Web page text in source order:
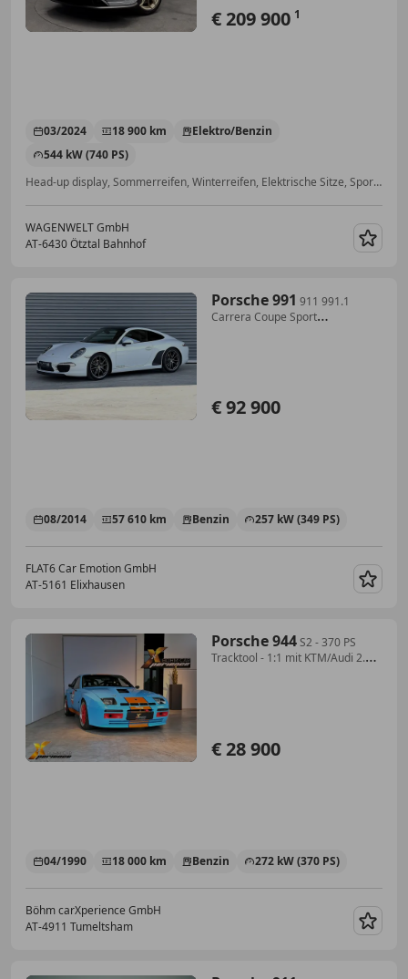
€ 209 900 1
03/2024 18 900 km
Elektro/Benzin
544 kW (740 PS)
Head-up display, Sommerreifen, Winterreifen, Elektrische Sitze, Sportpaket, Fahrerairbag, Beheizbares Lenkrad, Isofix
WAGENWELT GmbH
AT-6430 Ötztal Bahnhof
Porsche 991 911 991.1
Carrera Coupe Sport
€ 92 900
08/2014 57 610 km Benzin 257 kW (349 PS)
FLAT6 Car Emotion GmbH
AT-5161 Elixhausen
Porsche 944S2 - 370 PS
Tracktool - 1:1 mit KTM/Audi 2.0
€ 28 900
04/1990 18 000 km Benzin 272 kW (370 PS)
Böhm carXperience GmbH
AT-4911 Tumeltsham